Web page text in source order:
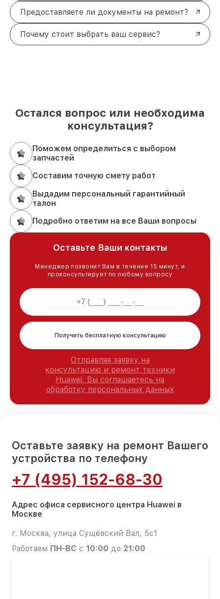
Предоставляете ли документы на ремонт?
Почему стоит выбрать ваш сервис?
Остался вопрос или необходима
консультация?
Поможем определиться с выбором
запчастей
Составим точную смету работ
Выдадим персональный гарантийный
талон
Подробно ответим на все Ваши вопросы
Оставьте Ваши контакты
Менеджер позвонит Вам в течение 15 минут, и
проконсультирует по любому вопросу
Получить бесплатную консультацию
Отправляя заявку на
консультацию и ремонт техники
Huawei, Вы соглашаетесь на
обработку персональных данных
Оставьте заявку на ремонт Вашего
устройства по телефону
+7 (495) 152-68-30
Адрес офиса сервисного центра Huawei в
Москве
г. Москва, улица Сущёвский Вал, 5с1
Работаем ПН-ВС с 10:00 до 21:00